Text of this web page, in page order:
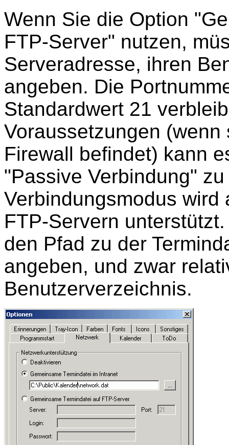
Wenn Sie die Option
FTP-Server" nutzen,
Serveradresse, ihren
angeben. Die
Standardwert 21
Voraussetzungen
Firewall befindet) kann
"Passive Verbindung"
Verbindungsmodus
FTP-Servern
den Pfad zu der
angeben, und zwar
Benutzerverzeichnis.